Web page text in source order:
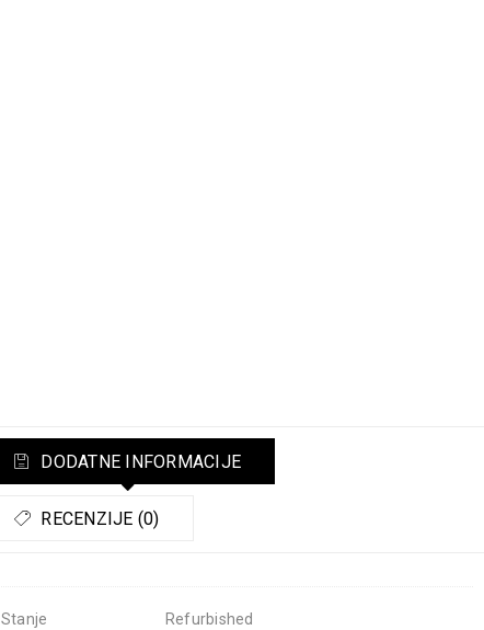
DODATNE INFORMACIJE
RECENZIJE (0)
Stanje Refurbished